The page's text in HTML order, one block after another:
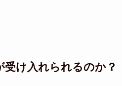
受け入れられるのか？